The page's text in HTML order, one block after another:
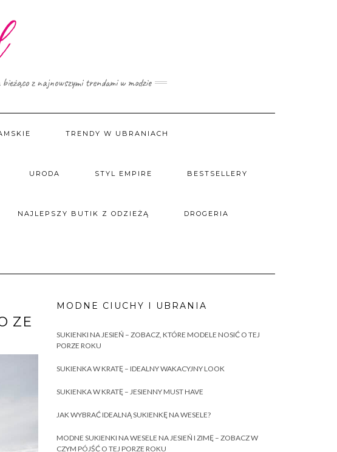
z najnowszymi trendami w modzie
TRENDY W UBRANIACH
URODA STYL EMPIRE BESTSELLERY
NAJLEPSZY BUTIK Z ODZIEŻĄ DROGERIA
ZE
MODNE CIUCHY I UBRANIA
SUKIENKI NA JESIEŃ – ZOBACZ, KTÓRE MODELE NOSIĆ O TEJ
PORZE ROKU
SUKIENKA W KRATĘ – IDEALNY WAKACYJNY LOOK
SUKIENKA W KRATĘ – JESIENNY MUST HAVE
JAK WYBRAĆ IDEALNĄ SUKIENKĘ NA WESELE?
MODNE SUKIENKI NA WESELE NA JESIEŃ I ZIMĘ – ZOBACZ W
CZYM PÓJŚĆ O TEJ PORZE ROKU